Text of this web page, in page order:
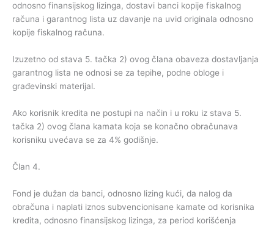
odnosno finansijskog lizinga, dostavi banci kopije fiskalnog
računa i garantnog lista uz davanje na uvid originala odnosno
kopije fiskalnog računa.
Izuzetno od stava 5. tačka 2) ovog člana obaveza dostavljanja
garantnog lista ne odnosi se za tepihe, podne obloge i
građevinski materijal.
Ako korisnik kredita ne postupi na način i u roku iz stava 5.
tačka 2) ovog člana kamata koja se konačno obračunava
korisniku uvećava se za 4% godišnje.
Član 4.
Fond je dužan da banci, odnosno lizing kući, da nalog da
obračuna i naplati iznos subvencionisane kamate od korisnika
kredita, odnosno finansijskog lizinga, za period korišćenja